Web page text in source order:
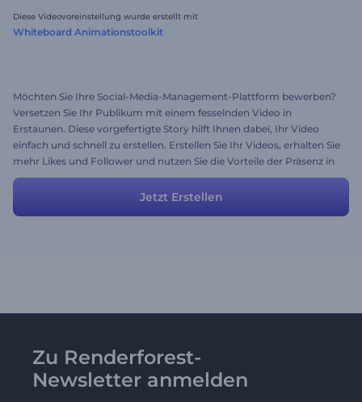
Diese Videovoreinstellung wurde erstellt mit
Whiteboard Animationstoolkit
Möchten Sie Ihre Social-Media-Management-Plattform bewerben?
Versetzen Sie Ihr Publikum mit einem fesselnden Video in
Erstaunen. Diese vorgefertigte Story hilft Ihnen dabei, Ihr Video
einfach und schnell zu erstellen. Erstellen Sie Ihr Videos, erhalten Sie
mehr Likes und Follower und nutzen Sie die Vorteile der Präsenz in
den sozialen Medien!
Jetzt Erstellen
Zu Renderforest-
Newsletter anmelden